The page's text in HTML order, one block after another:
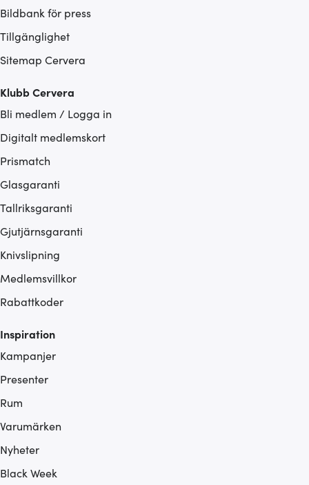
Bildbank för press
Tillgänglighet
Sitemap Cervera
Klubb Cervera
Bli medlem / Logga in
Digitalt medlemskort
Prismatch
Glasgaranti
Tallriksgaranti
Gjutjärnsgaranti
Knivslipning
Medlemsvillkor
Rabattkoder
Inspiration
Kampanjer
Presenter
Rum
Varumärken
Nyheter
Black Week